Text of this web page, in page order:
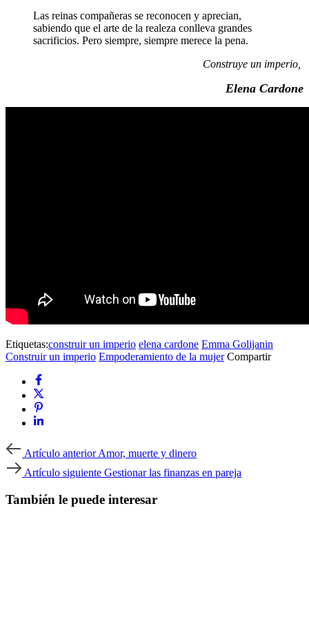
Las reinas compañeras se reconocen y aprecian,
sabiendo que el arte de la realeza conlleva grandes
sacrificios. Pero siempre, siempre merece la pena.
Construye un imperio,
Elena Cardone
Etiquetas:construir un imperio elena cardone Emma Golijanin
Construir un imperio Empoderamiento de la mujer Compartir
Artículo
anteriorArtículo anteriorAmor, muerte y dinero
Artículo
siguiente
Artículo siguiente Gestionar las finanzas en pareja
También le puede interesar